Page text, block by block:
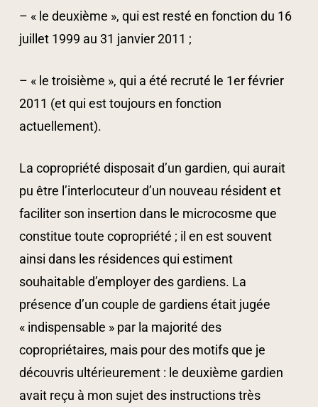
– « le deuxième », qui est resté en fonction du 16
juillet 1999 au 31 janvier 2011 ;
– « le troisième », qui a été recruté le 1er février
2011 (et qui est toujours en fonction
actuellement).
La copropriété disposait d’un gardien, qui aurait
pu être l’interlocuteur d’un nouveau résident et
faciliter son insertion dans le microcosme que
constitue toute copropriété ; il en est souvent
ainsi dans les résidences qui estiment
souhaitable d’employer des gardiens. La
présence d’un couple de gardiens était jugée
« indispensable » par la majorité des
copropriétaires, mais pour des motifs que je
découvris ultérieurement : le deuxième gardien
avait reçu à mon sujet des instructions très